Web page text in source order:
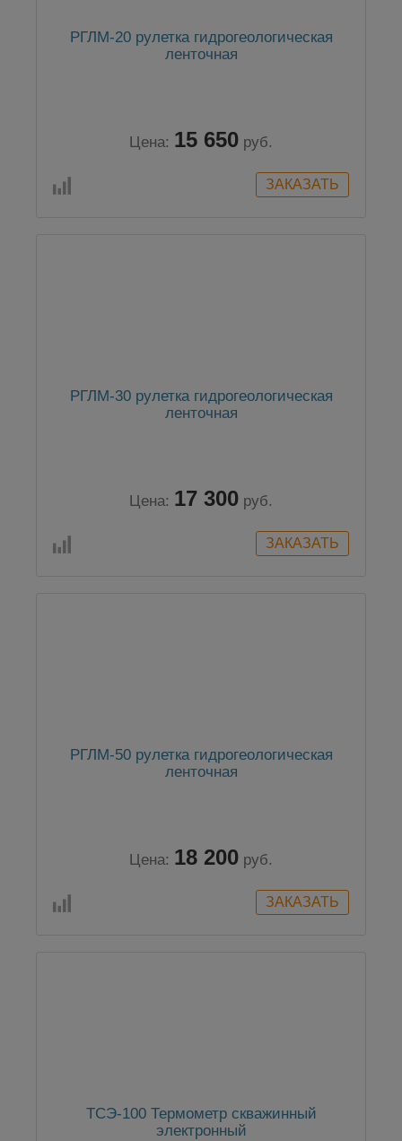
РГЛМ-20 рулетка гидрогеологическая
ленточная
Цена: 15 650 руб.
РГЛМ-30 рулетка гидрогеологическая
ленточная
Цена: 17 300 руб.
РГЛМ-50 рулетка гидрогеологическая
ленточная
Цена: 18 200 руб.
ТСЭ-100 Термометр скважинный
электронный